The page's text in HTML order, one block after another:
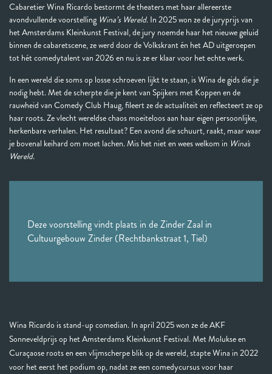
Cabaretier Wina Ricardo bestormt de theaters met haar allereerste
avondvullende voorstelling Wina’s Wereld. In 2025 won ze de juryprijs van
het Amsterdams Kleinkunst Festival, de jury noemde haar het nieuwe geluid
binnen de cabaretscene, ze werd door de Volkskrant én het AD uitgeroepen
tot hét comedytalent van 2026 en nu is ze er klaar voor het echte werk.
In een wereld die soms op losse schroeven lijkt te staan, is Wina de gids die je
nodig hebt. Met de scherpte die je kent van Spijkers met Koppen en de
rauwheid van Comedy Club Haug, fileert ze de actualiteit en reflecteert ze op
haar roots. Ze vlecht wereldse chaos moeiteloos aan haar eigen persoonlijke,
herkenbare verhalen. Het resultaat? Een avond die schuurt, raakt, maar waar
je bovenal keihard om moet lachen. Mis het niet en wees welkom in Wina's
Wereld.
Deze voorstelling vindt plaats in de Zinder Zaal in
Cultuurgebouw Zinder (Rechtbankstraat 1, Tiel)
Wina Ricardo is stand-up comedian. In april 2025 won ze de AKF
Sonneveldprijs op het Amsterdams Kleinkunst Festival. Met Molukse en
Curaçaose roots en een vlijmscherpe blik op de wereld, stapte Wina in 2022
voor het eerst het podium op, nadat ze een comedycursus voor haar